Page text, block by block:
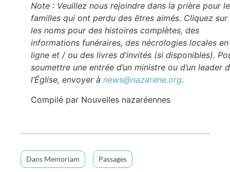
Note : Veuillez nous rejoindre dans la prière pour
familles qui ont perdu des êtres aimés. Cliquez sur
les noms pour des histoires complètes, des
informations funéraires, des nécrologies locales en
ligne et / ou des livres d’invités (si disponibles).
soumettre une entrée d’un ministre ou d’un leader
l’Église, envoyer à news@nazarene.org.
Compilé par Nouvelles nazaréennes
Dans Memoriam Passages